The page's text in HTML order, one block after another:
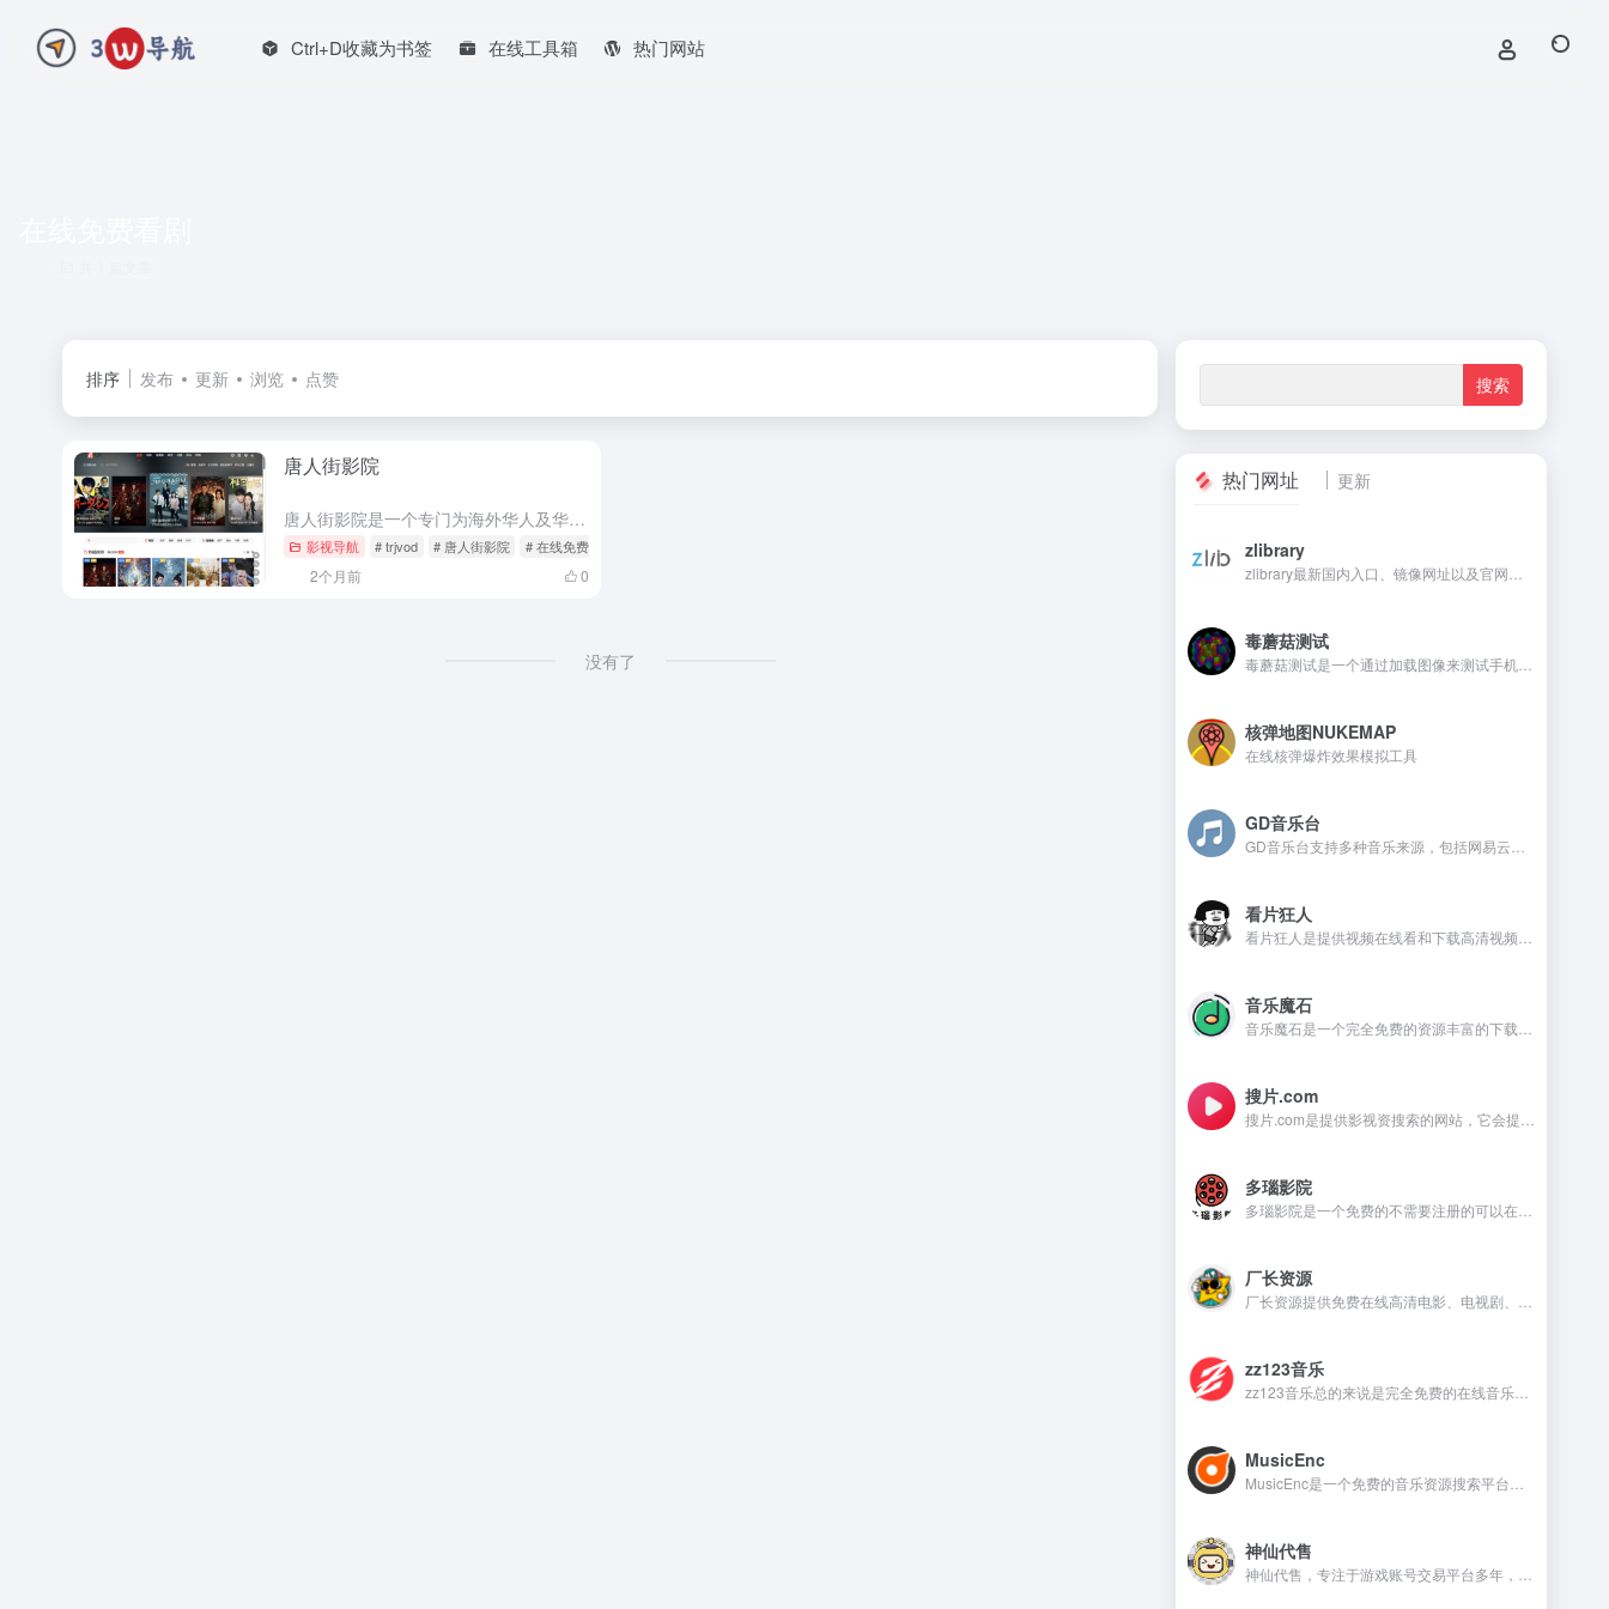
Ctrl+D收藏为书签 在线工具箱 热门网站
排序 发布 更新 浏览 点赞
唐人街影院
唐人街影院是一个专门为海外华人及华语影视爱好者提供免费在线观影服务的网络视频平台。它汇集了中国大陆、中国香港、中国台湾以及亚洲其他地区的电影、电视剧、综艺、动漫和纪录片，致力于解决海外用户因地域限制无...
影视导航 # trjvod # 唐人街影院 # 在线免费看剧
2个月前 0
没有了
热门网址 更新
zlibrary
毒蘑菇测试
核弹地图NUKEMAP
在线核弹爆炸效果模拟工具
GD音乐台
看片狂人
音乐魔石
搜片.com
多瑙影院
厂长资源
zz123音乐
MusicEnc
神仙代售